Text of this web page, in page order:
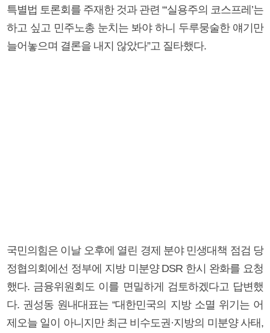
특별법 토론회를 주재한 것과 관련 “‘실용주의 코스프레’는
하고 싶고 민주노총 눈치는 봐야 하니 두루뭉술한 얘기만
늘어놓으며 결론을 내지 않았다”고 질타했다.
국민의힘은 이날 오후에 열린 경제 분야 민생대책 점검 당
정협의회에선 정부에 지방 미분양 DSR 한시 완화를 요청
했다. 금융위원회도 이를 면밀하게 검토하겠다고 답변했
다. 권성동 원내대표는 “대한민국의 지방 소멸 위기는 어
제오늘 일이 아니지만 최근 비수도권·지방의 미분양 사태,